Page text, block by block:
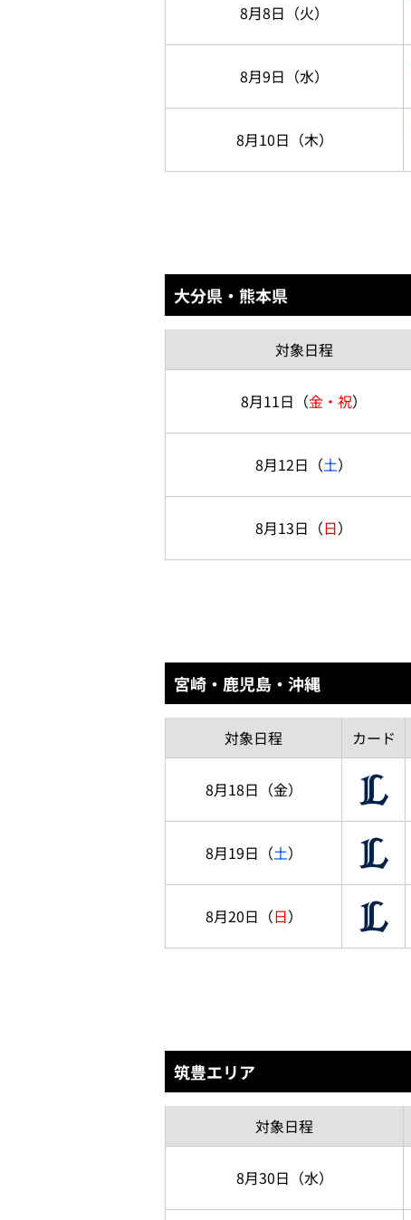
8月8日 （火）
8月9日 （水）
8月10日 （木）
大分県・熊本県
対象日程
8月11日 （金・祝）
8月12日 （土）
8月13日 （日）
宮崎・鹿児島・沖縄
対象日程 カード
8月18日 （金）
8月19日 （土）
8月20日 （日）
筑豊エリア
対象日程
8月30日 （水）